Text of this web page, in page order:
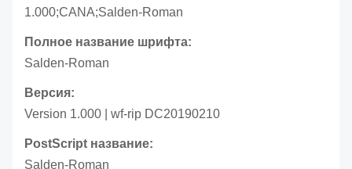
1.000;CANA;Salden-Roman
Полное название шрифта:
Salden-Roman
Версия:
Version 1.000 | wf-rip DC20190210
PostScript название:
Salden-Roman